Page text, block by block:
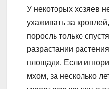
У некоторых хозяев
ухаживать за
поросль только
разрастании
площади. Если
мхом, за несколько